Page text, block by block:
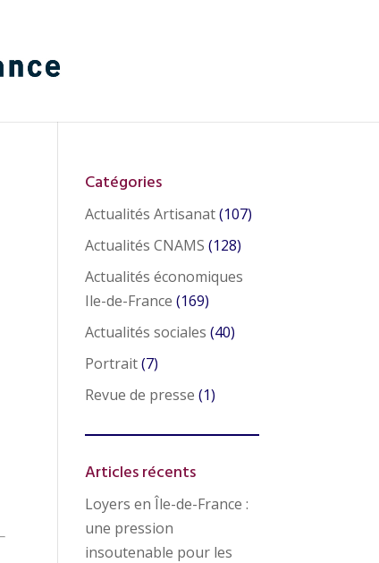
Catégories
Actualités Artisanat(107)
Actualités CNAMS (128)
Actualités économiques
Ile-de-France (169)
Actualités sociales (40)
Portrait(7)
Revue de presse (1)
Articles récents
Loyers en Île-de-France :
une pression
insoutenable pour les